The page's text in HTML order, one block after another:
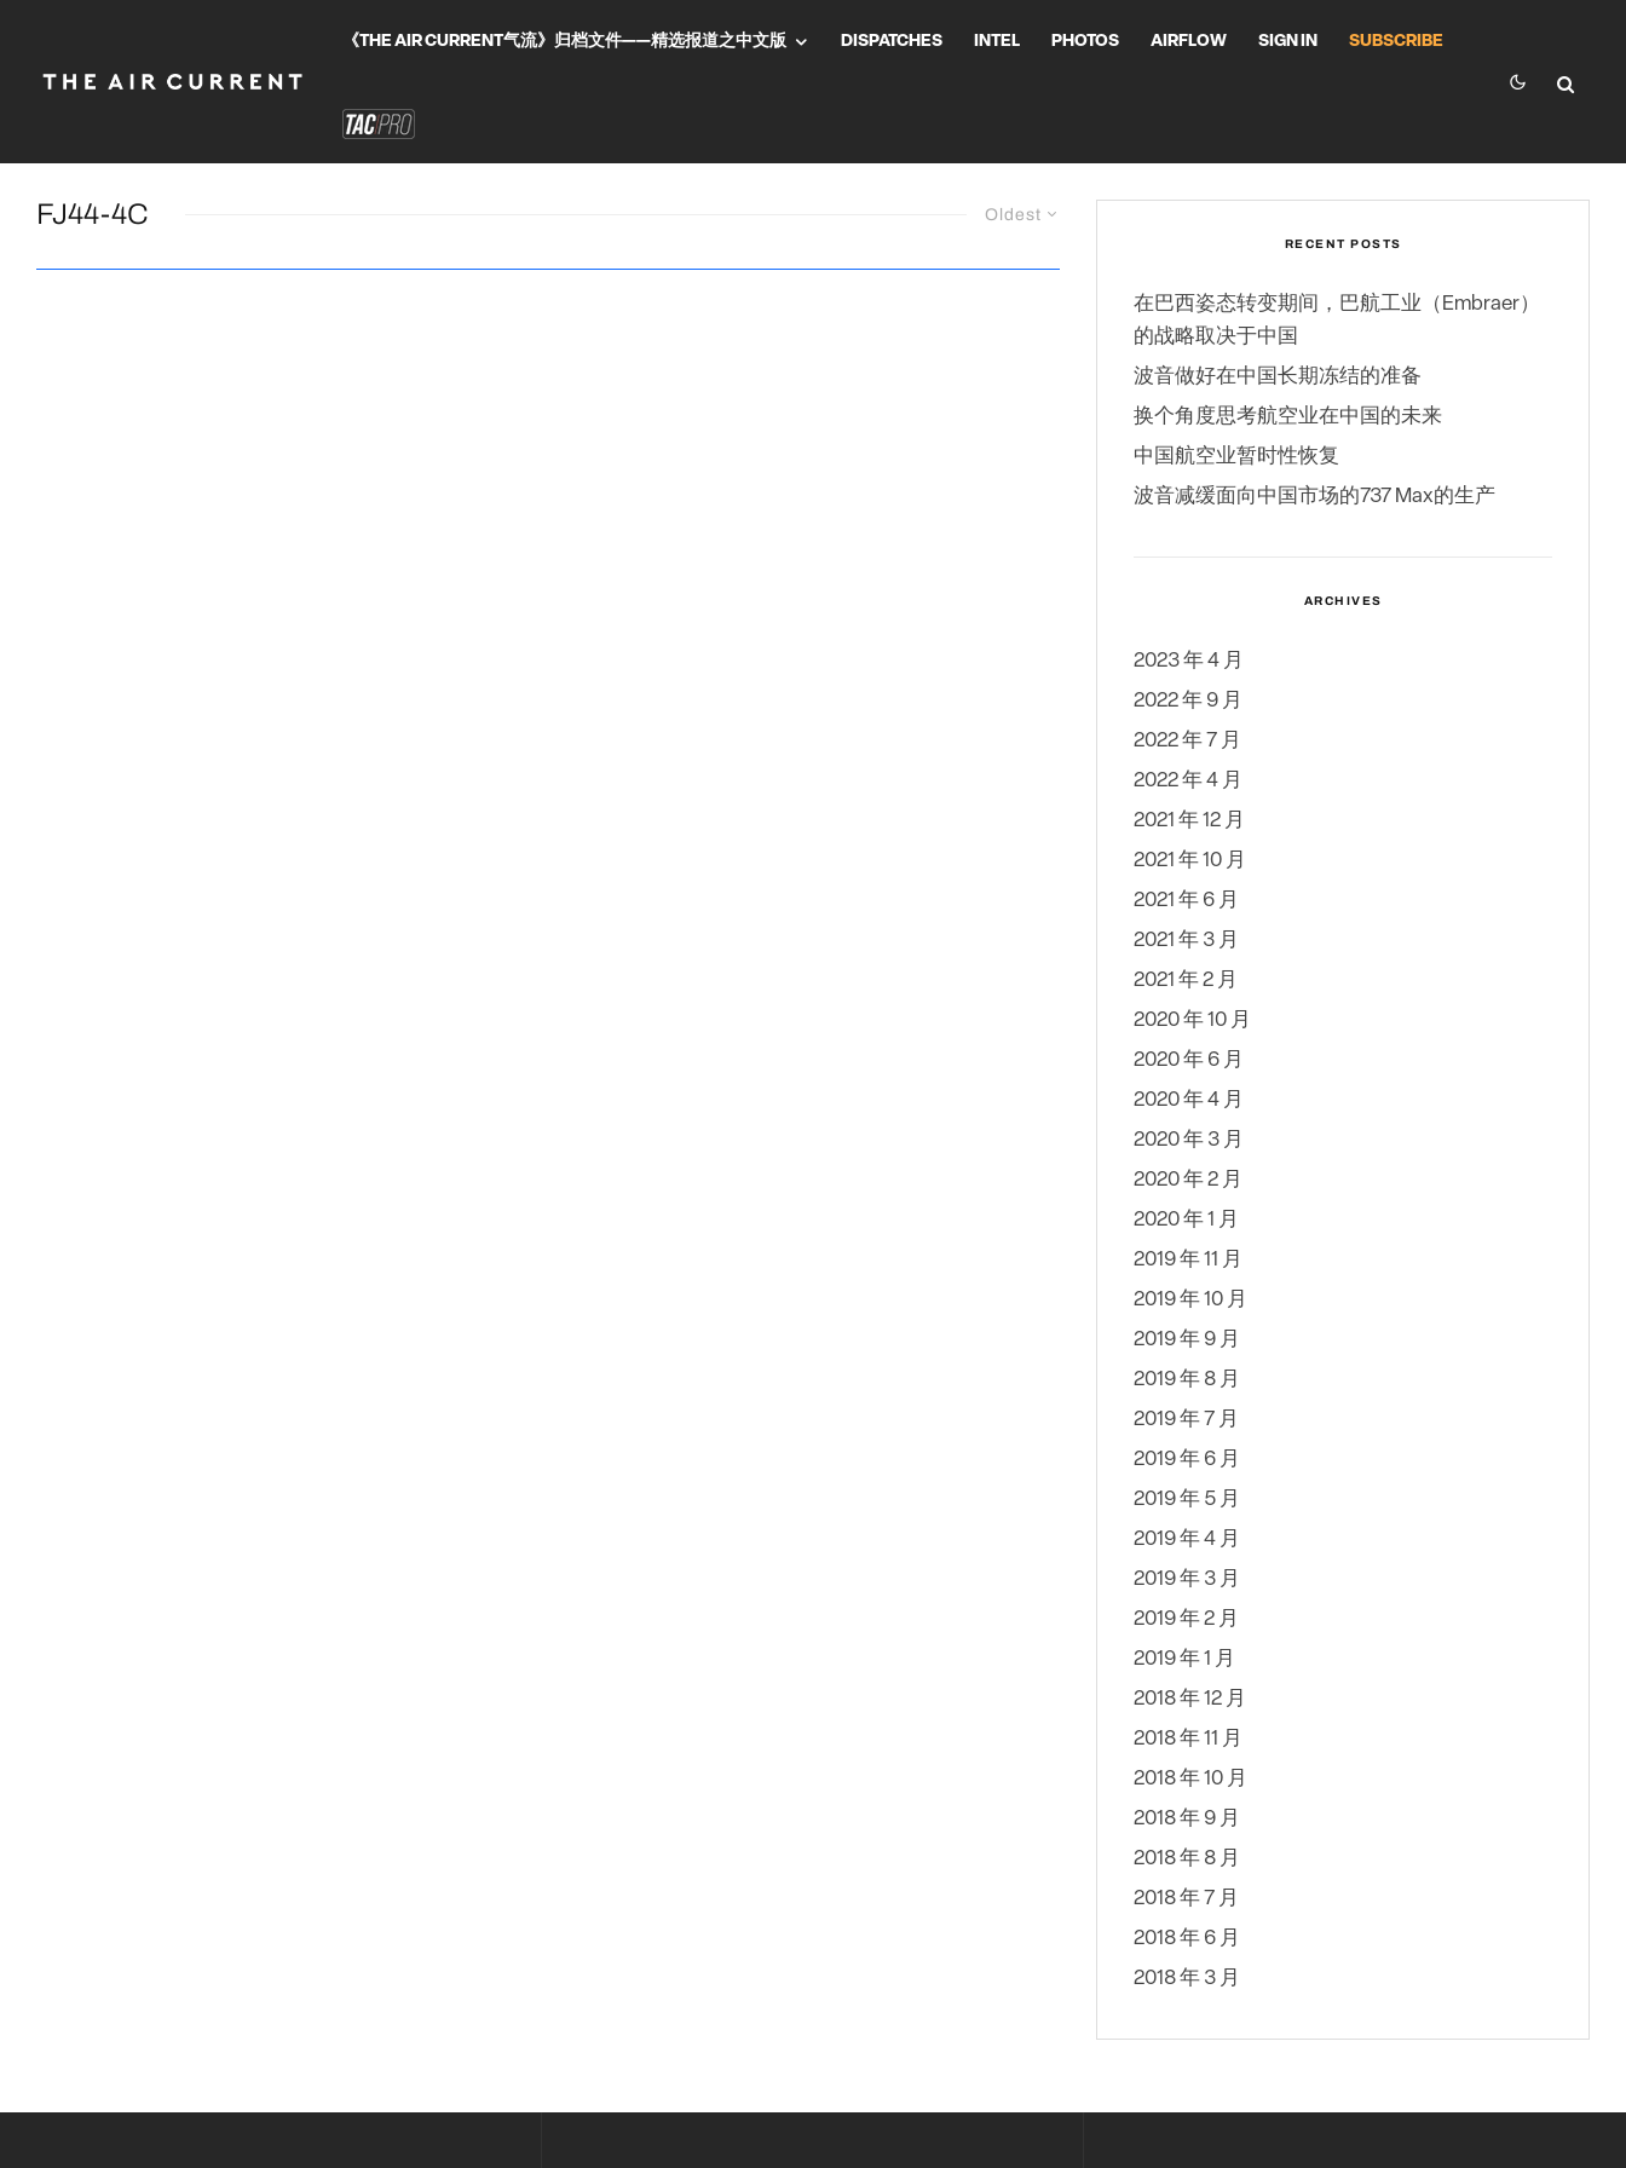
《THE AIR CURRENT气流》归档文件——精选报道之中文版 DISPATCHES INTEL PHOTOS AIRFLOW SIGN IN SUBSCRIBE
Oldest
FJ44-4C
RECENT POSTS
在巴西姿态转变期间，巴航工业（Embraer）
的战略取决于中国
波音做好在中国长期冻结的准备
换个角度思考航空业在中国的未来
中国航空业暂时性恢复
波音减缓面向中国市场的737 Max的生产
ARCHIVES
2023 年 4 月
2022 年 9 月
2022 年 7 月
2022 年 4 月
2021 年 12 月
2021 年 10 月
2021 年 6 月
2021 年 3 月
2021 年 2 月
2020 年 10 月
2020 年 6 月
2020 年 4 月
2020 年 3 月
2020 年 2 月
2020 年 1 月
2019 年 11 月
2019 年 10 月
2019 年 9 月
2019 年 8 月
2019 年 7 月
2019 年 6 月
2019 年 5 月
2019 年 4 月
2019 年 3 月
2019 年 2 月
2019 年 1 月
2018 年 12 月
2018 年 11 月
2018 年 10 月
2018 年 9 月
2018 年 8 月
2018 年 7 月
2018 年 6 月
2018 年 3 月